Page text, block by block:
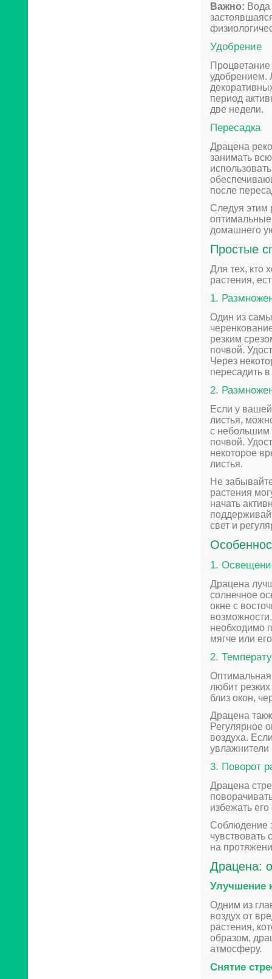
Важно:
Удобрение
удобрением.
период
две недели.
Пересадка
Драцена
занимать
после
Следуя этим
домашнего
Простые
Для тех, кто
растения,
1.
Один из
резким
почвой.
Через
пересадить
2.
Если у
листья,
с небольшим
почвой.
некоторое
листья.
Не
растения
начать
свет и
1.
Драцена
солнечное
окне с
необходимо
мягче или
2.
Оптимальная
любит
близ окон,
Драцена
Регулярное
воздуха.
увлажнители
3. Поворот
Драцена
избежать
Соблюдение
на
Драцена:
Улучшение
Одним из
воздух от
растения,
образом,
атмосферу.
Снятие